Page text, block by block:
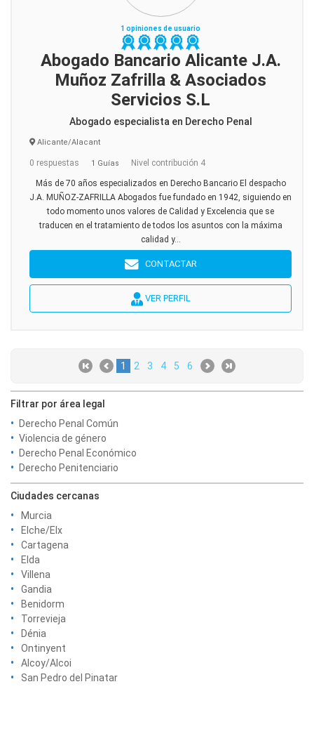
1 opiniones de usuario
Abogado Bancario Alicante J.A.
Muñoz Zafrilla & Asociados
Servicios S.L
Abogado especialista en Derecho Penal
Alicante/Alacant
0 respuestas 1 Guías Nivel contribución 4
Más de 70 años especializados en Derecho Bancario El despacho
J.A. MUÑOZ-ZAFRILLA Abogados fue fundado en 1942, siguiendo en
todo momento unos valores de Calidad y Excelencia que se
traducen en el tratamiento de todos los asuntos con la máxima
calidad y...
CONTACTAR
VER PERFIL
1 2 3 4 5 6
Filtrar por área legal
Derecho Penal Común
Violencia de género
Derecho Penal Económico
Derecho Penitenciario
Ciudades cercanas
Murcia
Elche/Elx
Cartagena
Elda
Villena
Gandia
Benidorm
Torrevieja
Dénia
Ontinyent
Alcoy/Alcoi
San Pedro del Pinatar